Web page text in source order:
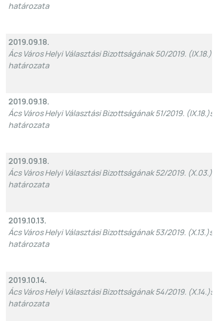
határozata
2019.09.18.
Ács Város Helyi Választási Bizottságának 50/2019.
határozata
2019.09.18.
Ács Város Helyi Választási Bizottságának 51/2019.
határozata
2019.09.18.
Ács Város Helyi Választási Bizottságának 52/2019.
határozata
2019.10.13.
Ács Város Helyi Választási Bizottságának 53/2019.
határozata
2019.10.14.
Ács Város Helyi Választási Bizottságának 54/2019.
határozata